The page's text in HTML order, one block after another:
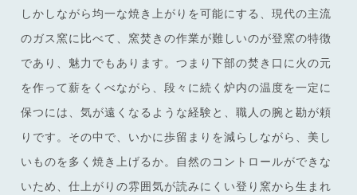
しかしながら均一な焼き上がりを可能にする、現代の主流
のガス窯に比べて、窯焚きの作業が難しいのが登窯の特徴
であり、魅力でもあります。つまり下部の焚き口に火の元
を作って薪をくべながら、段々に続く炉内の温度を一定に
保つには、気が遠くなるような経験と、職人の腕と勘が頼
りです。その中で、いかに歩留まりを減らしながら、美し
いものを多く焼き上げるか。自然のコントロールができな
いため、仕上がりの雰囲気が読みにくい登り窯から生まれ